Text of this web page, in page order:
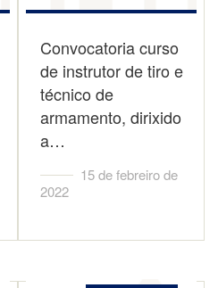
Convocatoria curso
de instrutor de tiro e
técnico de
armamento, dirixido
a…
15 de febreiro de
2022